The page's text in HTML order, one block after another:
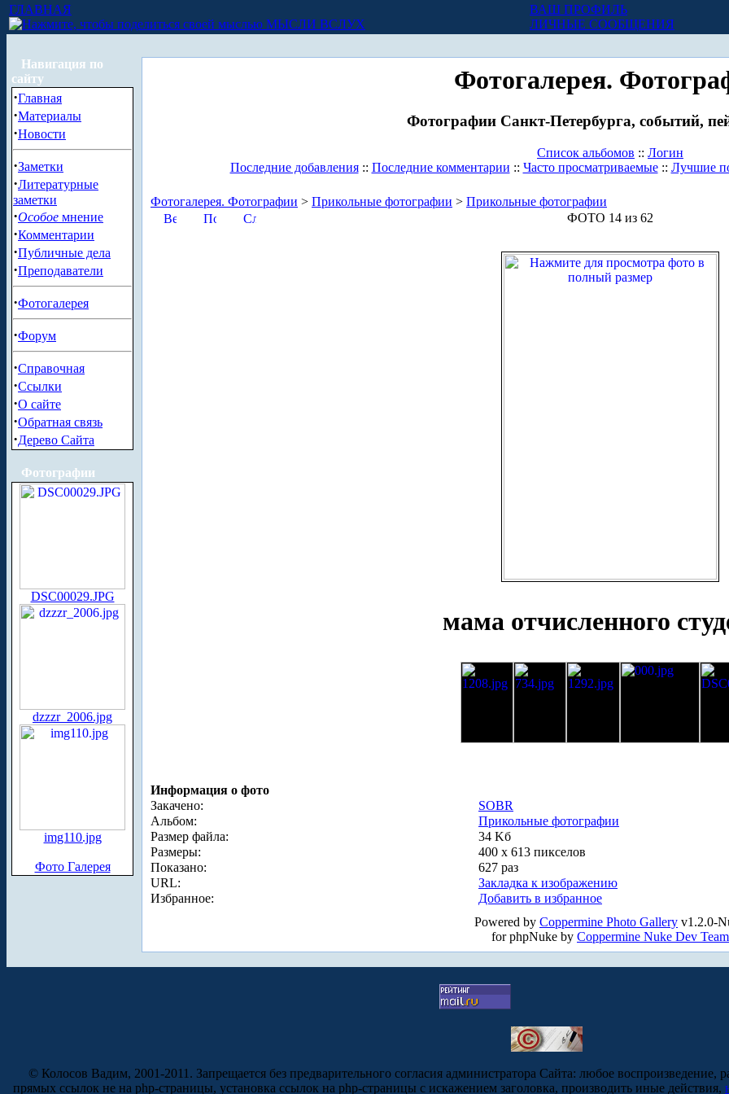
ГЛАВНАЯ
МЫСЛИ ВСЛУХ
ВАШ ПРОФИЛЬ
ЛИЧНЫЕ СООБЩЕНИЯ
Навигация по
сайту
·Главная
·Материалы
·Новости
·Заметки
·Литературные
заметки
·Особое мнение
·Комментарии
·Публичные дела
·Преподаватели
·Фотогалерея
·Форум
·Справочная
·Ссылки
·О сайте
·Обратная связь
·Дерево Сайта
Фотографии
DSC00029.JPG
dzzzr_2006.jpg
img110.jpg
Фото Галерея
Фотогалерея.
Фотографии Санкт-Петербурга, событий,
Список альбомов :: Логин
Последние добавления:: Последние комментарии :: Часто просматриваемые:: Лучшие
Фотогалерея. Фотографии > Прикольные фотографии > Прикольные фотографии
ФОТО 14 из 62
мама отчисленного
Информация о фото
Закачено:
SOBR
Альбом:
Прикольные фотографии
Размер файла:
34 Kб
Размеры:
400 x 613 пикселов
Показано:
627 раз
URL:
Закладка к изображению
Избранное:
Добавить в избранное
Powered by Coppermine Photo Gallery v1.2.0-
for phpNuke by Coppermine Nuke Dev Team
© Колосов Вадим, 2001-2011. Запрещается без предварительного согласия администратора Сайта: любое воспроизведение,
прямых ссылок не на php-страницы, установка ссылок на php-страницы с искажением заголовка, производить иные действия,